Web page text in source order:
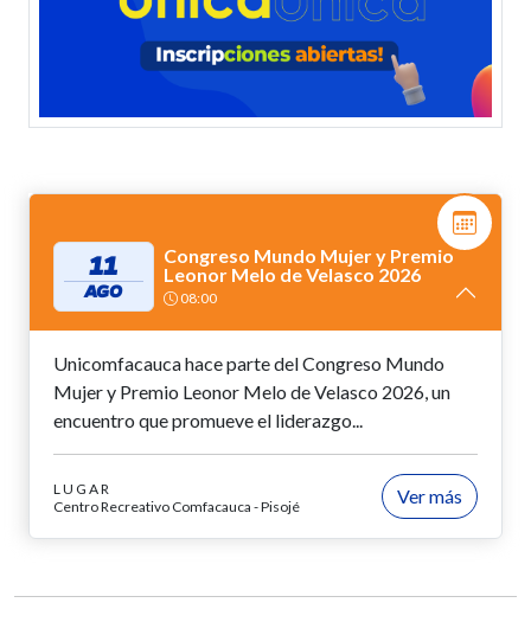
11
AGO
Congreso Mundo Mujer y Premio
Leonor Melo de Velasco 2026
08:00
Unicomfacauca hace parte del Congreso Mundo
Mujer y Premio Leonor Melo de Velasco 2026, un
encuentro que promueve el liderazgo...
LUGAR
Centro Recreativo Comfacauca - Pisojé
Ver más